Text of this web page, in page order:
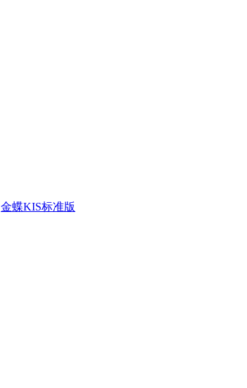
金蝶KIS标准版